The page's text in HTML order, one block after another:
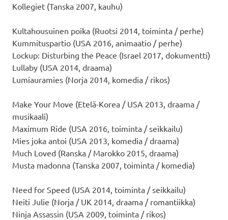
Kollegiet (Tanska 2007, kauhu)
Kultahousuinen poika (Ruotsi 2014, toiminta / perhe)
Kummituspartio (USA 2016, animaatio / perhe)
Lockup: Disturbing the Peace (Israel 2017, dokumentti)
Lullaby (USA 2014, draama)
Lumiauramies (Norja 2014, komedia / rikos)
Make Your Move (Etelä-Korea / USA 2013, draama /
musikaali)
Maximum Ride (USA 2016, toiminta / seikkailu)
Mies joka antoi (USA 2013, komedia / draama)
Much Loved (Ranska / Marokko 2015, draama)
Musta madonna (Tanska 2007, toiminta / komedia)
Need for Speed (USA 2014, toiminta / seikkailu)
Neiti Julie (Norja / UK 2014, draama / romantiikka)
Ninja Assassin (USA 2009, toiminta / rikos)